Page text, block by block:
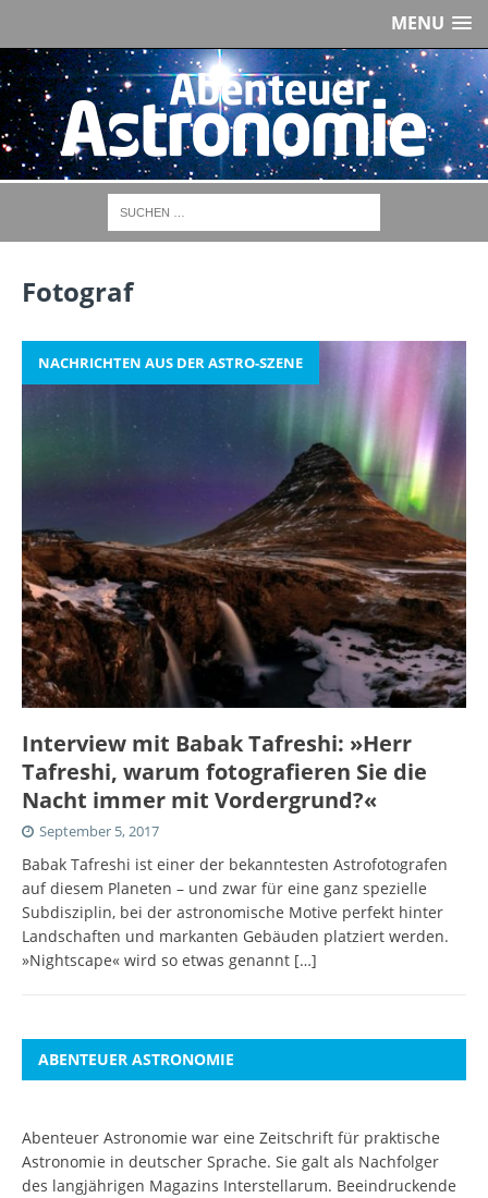
MENU
Fotograf
NACHRICHTEN AUS DER ASTRO-SZENE
Interview mit Babak Tafreshi: »Herr
Tafreshi, warum fotografieren Sie die
Nacht immer mit Vordergrund?«
September 5, 2017
Babak Tafreshi ist einer der bekanntesten Astrofotografen
auf diesem Planeten – und zwar für eine ganz spezielle
Subdisziplin, bei der astronomische Motive perfekt hinter
Landschaften und markanten Gebäuden platziert werden.
»Nightscape« wird so etwas genannt […]
ABENTEUER ASTRONOMIE
Abenteuer Astronomie war eine Zeitschrift für praktische
Astronomie in deutscher Sprache. Sie galt als Nachfolger
des langjährigen Magazins Interstellarum. Beeindruckende